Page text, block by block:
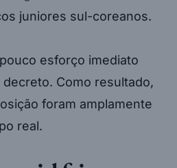
juniores sul-coreanos.
esforço imediato
Como resultado,
foram amplamente
real.